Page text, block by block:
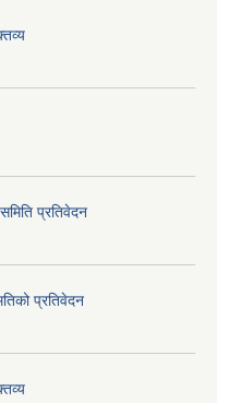
प्रतिवेदन
प्रतिवेदन